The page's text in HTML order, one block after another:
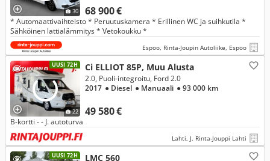
30 68 900 €
* Automaattivaihteisto * Peruutuskamera * Erillinen WC ja suihkutila *
Sähköinen lattialämmitys * Vetokoukku *
Espoo, Rinta-Joupin Autoliike, Espoo
UUSI 72H
22
Ci ELLIOT 85P, Muu Alusta
49 580 €
2.0, Puoli-integroitu, Ford 2.0
2017 ● Diesel ● Manuaali ● 93 000 km
B-kortti - - J. autoturva
Lahti, J. Rinta-Jouppi Lahti
UUSI 72H LMC 560